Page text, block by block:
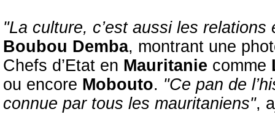
"La culture, c’est aussi les relations
Boubou Demba, montrant une
Chefs d’Etat en Mauritanie comme
ou encore Mobouto. "Ce pan de
connue par tous les mauritaniens",